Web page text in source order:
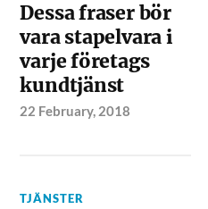
Dessa fraser bör
vara stapelvara i
varje företags
kundtjänst
22 February, 2018
TJÄNSTER